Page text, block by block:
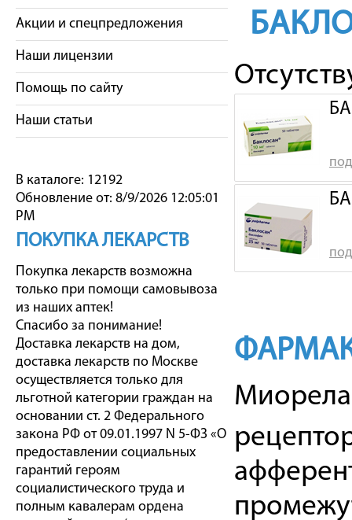
Акции и спецпредложения
Наши лицензии
Помощь по сайту
Наши статьи
В каталоге: 12192
Обновление от: 8/9/2026 12:05:01
PM
ПОКУПКА ЛЕКАРСТВ
Покупка лекарств возможна
только при помощи самовывоза
из наших аптек!
Спасибо за понимание!
Доставка лекарств на дом,
доставка лекарств по Москве
осуществляется только для
льготной категории граждан на
основании ст. 2 Федерального
закона РФ от 09.01.1997 N 5-ФЗ «О
предоставлении социальных
гарантий героям
социалистического труда и
полным кавалерам ордена